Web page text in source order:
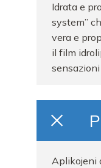
Idrata e
system”
vera e
il film
Aplikojeni